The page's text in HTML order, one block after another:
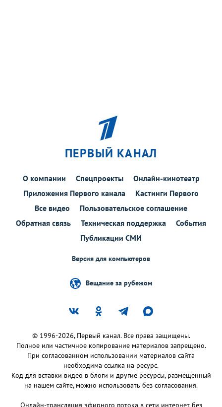
ПЕРВЫЙ КАНАЛ
О компании Спецпроекты
Онлайн-кинотеатр
Приложения Первого канала
Кастинги Первого
Все видео
Пользовательское соглашение
Обратная связь
Техническая поддержка
События
Публикации СМИ
Версия для компьютеров
Вещание за рубежом
© 1996-2026, Первый канал. Все права защищены.
Полное или частичное копирование материалов запрещено.
При согласованном использовании материалов сайта
необходима ссылка на ресурс.
Код для вставки видео в блоги и другие ресурсы, размещенный
на нашем сайте, можно использовать без согласования.
Онлайн-трансляция эфирного потока в сети интернет без